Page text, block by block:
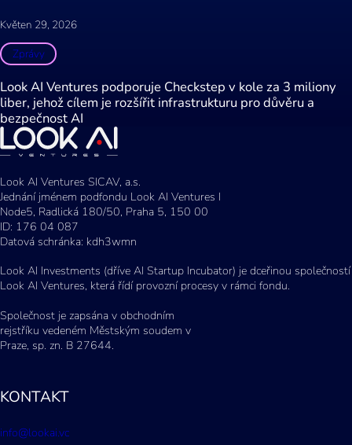
Květen 29, 2026
Zprávy
Look AI Ventures podporuje Checkstep v kole za 3 miliony
liber, jehož cílem je rozšířit infrastrukturu pro důvěru a
bezpečnost AI
Look AI Ventures SICAV, a.s.
Jednání jménem podfondu Look AI Ventures I
Node5, Radlická 180/50, Praha 5, 150 00
ID: 176 04 087
Datová schránka: kdh3wmn
Look AI Investments (dříve AI Startup Incubator) je dceřinou společností
Look AI Ventures, která řídí provozní procesy v rámci fondu.
Společnost je zapsána v obchodním
rejstříku vedeném Městským soudem v
Praze, sp. zn. B 27644.
KONTAKT
info@lookai.vc